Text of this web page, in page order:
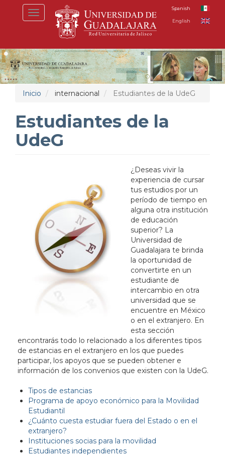
Toggle
navigation
Spanish
English
Inicio internacional Estudiantes de la UdeG
Estudiantes de la
UdeG
¿Deseas vivir la
experiencia de cursar
tus estudios por un
período de tiempo en
alguna otra institución
de educación
superior? La
Universidad de
Guadalajara te brinda
la oportunidad de
convertirte en un
estudiante de
intercambio en otra
universidad que se
encuentre en México
o en el extranjero. En
esta sección
encontrarás todo lo relacionado a los diferentes tipos
de estancias en el extranjero en los que puedes
participar, los apoyos que se pueden obtener e
información de los convenios que existen con la UdeG.
Tipos de estancias
Programa de apoyo económico para la Movilidad
Estudiantil
¿Cuánto cuesta estudiar fuera del Estado o en el
extranjero?
Instituciones socias para la movilidad
Estudiantes independientes